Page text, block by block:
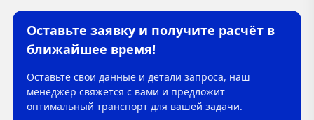
Оставьте заявку и получите расчёт в
ближайшее время!
Оставьте свои данные и детали запроса, наш
менеджер свяжется с вами и предложит
оптимальный транспорт для вашей задачи.